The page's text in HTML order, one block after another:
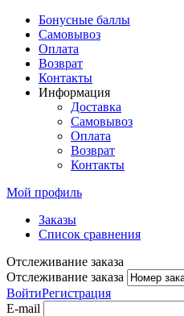
Бонусные баллы
Самовывоз
Оплата
Возврат
Контакты
Информация
Доставка
Самовывоз
Оплата
Возврат
Контакты
Мой профиль
Заказы
Список сравнения
Отслеживание заказа
Отслеживание заказа
ВойтиРегистрация
E-mail